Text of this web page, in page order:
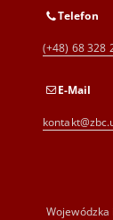
Telefon
(+48) 68 328
E-Mail